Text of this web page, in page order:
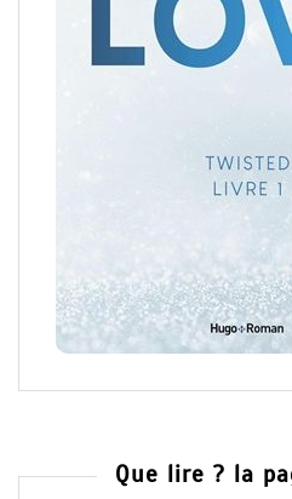
Que lire ? la